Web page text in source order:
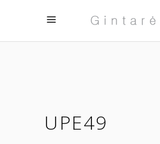
UPE49